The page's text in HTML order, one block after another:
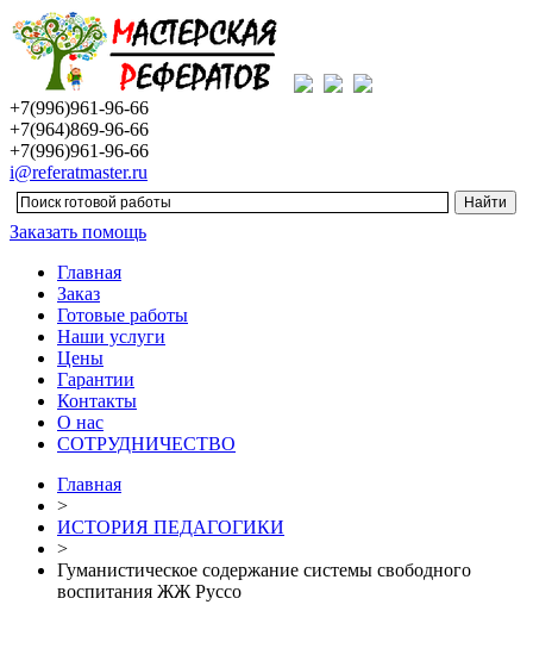
+7(996)961-96-66
+7(964)869-96-66
+7(996)961-96-66
i@referatmaster.ru
Заказать помощь
Главная
Заказ
Готовые работы
Наши услуги
Цены
Гарантии
Контакты
О нас
СОТРУДНИЧЕСТВО
Главная
>
ИСТОРИЯ ПЕДАГОГИКИ
>
Гуманистическое содержание системы свободного
воспитания ЖЖ Руссо